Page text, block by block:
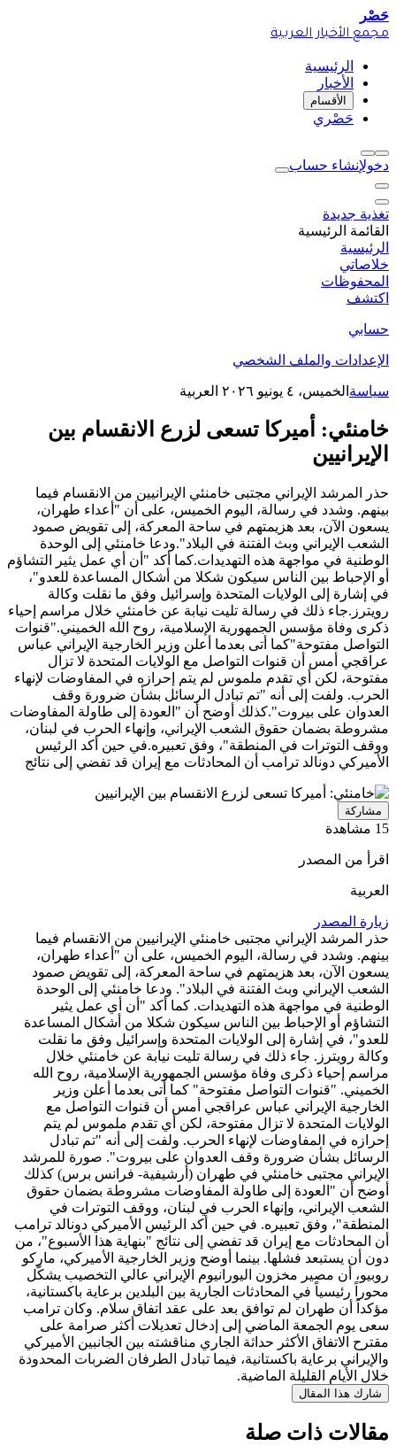
حَصْر
مجمع الأخبار العربية
الرئيسية
الأخبار
الأقسام
حَصْري
دخولإنشاء حساب
تغذية جديدة
القائمة الرئيسية
الرئيسية
خلاصاتي
المحفوظات
اكتشف
حسابي
الإعدادات والملف الشخصي
سياسة الخميس، ٤ يونيو ٢٠٢٦ العربية
خامنئي: أميركا تسعى لزرع الانقسام بين
الإيرانيين
حذر المرشد الإيراني مجتبى خامنئي الإيرانيين من الانقسام فيما
بينهم. وشدد في رسالة، اليوم الخميس، على أن "أعداء طهران،
يسعون الآن، بعد هزيمتهم في ساحة المعركة، إلى تقويض صمود
الشعب الإيراني وبث الفتنة في البلاد".ودعا خامنئي إلى الوحدة
الوطنية في مواجهة هذه التهديدات.كما أكد "أن أي عمل يثير التشاؤم
أو الإحباط بين الناس سيكون شكلا من أشكال المساعدة للعدو"،
في إشارة إلى الولايات المتحدة وإسرائيل وفق ما نقلت وكالة
رويترز.جاء ذلك في رسالة تليت نيابة عن خامنئي خلال مراسم إحياء
ذكرى وفاة مؤسس الجمهورية الإسلامية، روح الله الخميني."قنوات
التواصل مفتوحة"كما أتى بعدما أعلن وزير الخارجية الإيراني عباس
عراقجي أمس أن قنوات التواصل مع الولايات المتحدة لا تزال
مفتوحة، لكن أي تقدم ملموس لم يتم إحرازه في المفاوضات لإنهاء
الحرب. ولفت إلى أنه "تم تبادل الرسائل بشأن ضرورة وقف
العدوان على بيروت".كذلك أوضح أن "العودة إلى طاولة المفاوضات
مشروطة بضمان حقوق الشعب الإيراني، وإنهاء الحرب في لبنان،
ووقف التوترات في المنطقة"، وفق تعبيره.في حين أكد الرئيس
الأميركي دونالد ترامب أن المحادثات مع إيران قد تفضي إلى نتائج
مشاركة
15 مشاهدة
اقرأ من المصدر
العربية
زيارة المصدر
حذر المرشد الإيراني مجتبى خامنئي الإيرانيين من الانقسام فيما
بينهم. وشدد في رسالة، اليوم الخميس، على أن "أعداء طهران،
يسعون الآن، بعد هزيمتهم في ساحة المعركة، إلى تقويض صمود
الشعب الإيراني وبث الفتنة في البلاد". ودعا خامنئي إلى الوحدة
الوطنية في مواجهة هذه التهديدات. كما أكد "أن أي عمل يثير
التشاؤم أو الإحباط بين الناس سيكون شكلا من أشكال المساعدة
للعدو"، في إشارة إلى الولايات المتحدة وإسرائيل وفق ما نقلت
وكالة رويترز. جاء ذلك في رسالة تليت نيابة عن خامنئي خلال
مراسم إحياء ذكرى وفاة مؤسس الجمهورية الإسلامية، روح الله
الخميني. "قنوات التواصل مفتوحة" كما أتى بعدما أعلن وزير
الخارجية الإيراني عباس عراقجي أمس أن قنوات التواصل مع
الولايات المتحدة لا تزال مفتوحة، لكن أي تقدم ملموس لم يتم
إحرازه في المفاوضات لإنهاء الحرب. ولفت إلى أنه "تم تبادل
الرسائل بشأن ضرورة وقف العدوان على بيروت". صورة للمرشد
الإيراني مجتبى خامنئي في طهران (أرشيفية- فرانس برس) كذلك
أوضح أن "العودة إلى طاولة المفاوضات مشروطة بضمان حقوق
الشعب الإيراني، وإنهاء الحرب في لبنان، ووقف التوترات في
المنطقة"، وفق تعبيره. في حين أكد الرئيس الأميركي دونالد ترامب
أن المحادثات مع إيران قد تفضي إلى نتائج "بنهاية هذا الأسبوع"، من
دون أن يستبعد فشلها. بينما أوضح وزير الخارجية الأميركي، ماركو
روبيو، أن مصير مخزون اليورانيوم الإيراني عالي التخصيب يشكّل
محوراً رئيسياً في المحادثات الجارية بين البلدين برعاية باكستانية،
مؤكداً أن طهران لم توافق بعد على عقد اتفاق سلام. وكان ترامب
سعى يوم الجمعة الماضي إلى إدخال تعديلات أكثر صرامة على
مقترح الاتفاق الأكثر حداثة الجاري مناقشته بين الجانبين الأميركي
والإيراني برعاية باكستانية، فيما تبادل الطرفان الضربات المحدودة
خلال الأيام القليلة الماضية.
شارك هذا المقال
مقالات ذات صلة